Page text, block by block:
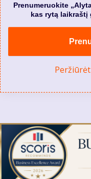
Prenumeruokite
kas rytą laikraštį